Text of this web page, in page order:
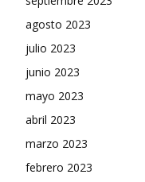
agosto 2023
julio 2023
junio 2023
mayo 2023
abril 2023
marzo 2023
febrero 2023